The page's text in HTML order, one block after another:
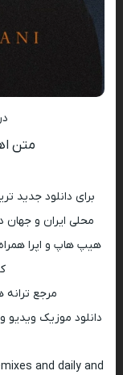
در
متن
برای دانلود جدید
محلی ایران و جهان
مرجع
دانلود موزیک ویدیو
and daily and